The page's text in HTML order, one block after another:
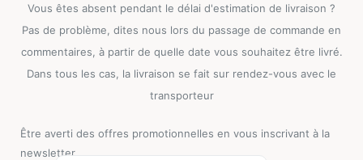
Vous êtes absent pendant le délai d'estimation de livraison ?
Pas de problème, dites nous lors du passage de commande en
commentaires, à partir de quelle date vous souhaitez être livré.
Dans tous les cas, la livraison se fait sur rendez-vous avec le
transporteur
Être averti des offres promotionnelles en vous inscrivant à la
newsletter